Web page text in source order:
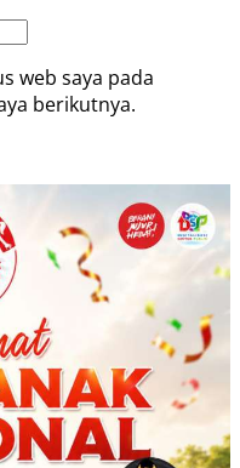
web saya pada
berikutnya.